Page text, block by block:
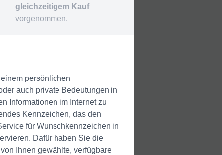
gleichzeitigem Kauf
vorgenommen.
persönlichen
auch private Bedeutungen in
Informationen im Internet zu
Kennzeichen, das den
für Wunschkennzeichen in
Dafür haben Sie die
Ihnen gewählte, verfügbare